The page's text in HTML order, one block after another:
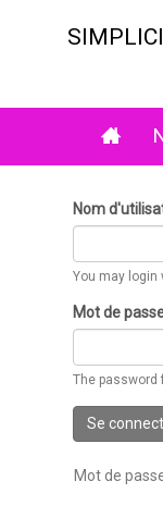
Nom
You may login
Mot de
The password
Se
Mot de